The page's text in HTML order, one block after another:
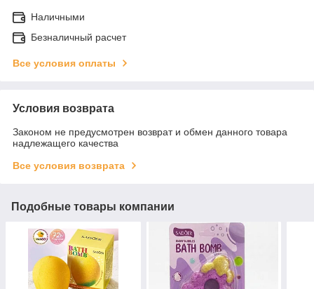
Наличными
Безналичный расчет
Все условия оплаты
Условия возврата
Законом не предусмотрен возврат и обмен данного товара
надлежащего качества
Все условия возврата
Подобные товары компании